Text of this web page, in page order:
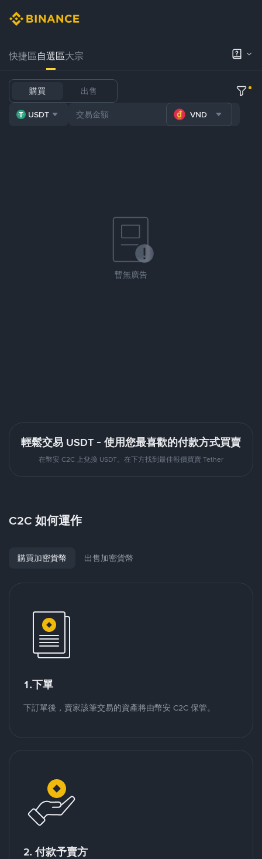
快捷區自選區大宗
購買 出售
USDT VND
暫無廣告
輕鬆交易 USDT - 使用您最喜歡的付款方式買賣
在幣安 C2C 上兌換 USDT。在下方找到最佳報價買賣 Tether
C2C 如何運作
購買加密貨幣 出售加密貨幣
1.下單
下訂單後，賣家該筆交易的資產將由幣安 C2C 保管。
2. 付款予賣方